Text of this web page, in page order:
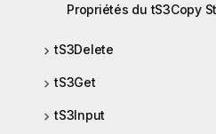
Propriétés du tS3Copy
tS3Delete
tS3Get
tS3Input